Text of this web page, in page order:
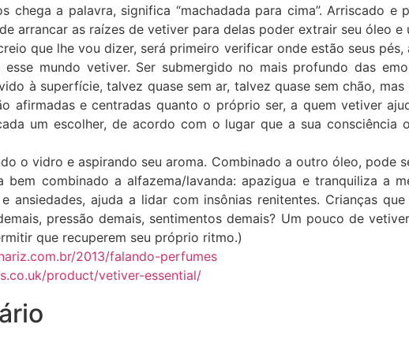
chega a palavra, significa “machadada para cima”. Arriscado e
arrancar as raízes de vetiver para delas poder extrair seu óleo
que lhe vou dizer, será primeiro verificar onde estão seus
mundo vetiver. Ser submergido no mais profundo das
à superfície, talvez quase sem ar, talvez quase sem chão,
afirmadas e centradas quanto o próprio ser, a quem vetiver
um escolher, de acordo com o lugar que a sua consciência
o vidro e aspirando seu aroma. Combinado a outro óleo, pode
bem combinado a alfazema/lavanda: apazigua e tranquiliza a
ansiedades, ajuda a lidar com insônias renitentes. Crianças
pressão demais, sentimentos demais? Um pouco de
que recuperem seu próprio ritmo.)
2013/falando-perfumes
product/vetiver-essential/